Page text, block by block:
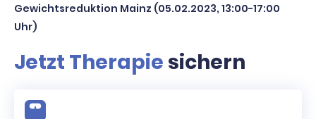
Gewichtsreduktion Mainz (05.02.2023, 13:00-17:00
Uhr)
Jetzt Therapie sichern